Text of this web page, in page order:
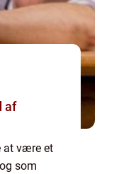
at være et
som